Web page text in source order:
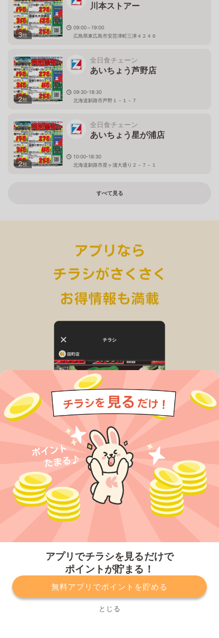
アプリでチラシを見るだけで
ポイントが貯まる！
無料アプリでポイントを貯める
とじる
3枚
川本ストアー
09:00～19:00
広島県東広島市安芸津町三津４２４６
2枚
全日食チェーン
あいちょう芦野店
09:30-18:30
北海道釧路市芦野１－１－７
2枚
全日食チェーン
あいちょう星が浦店
10:00-18:30
北海道釧路市星ヶ浦大通り２－７－１
すべて見る
プライバシーポリシー 利用規約
運営会社
サービスに関してのお問い合わせ